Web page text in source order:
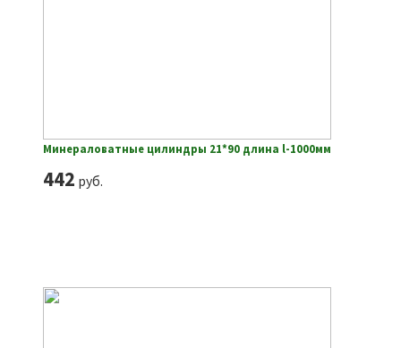
Минераловатные цилиндры 21*90 длина l-1000мм
442 руб.